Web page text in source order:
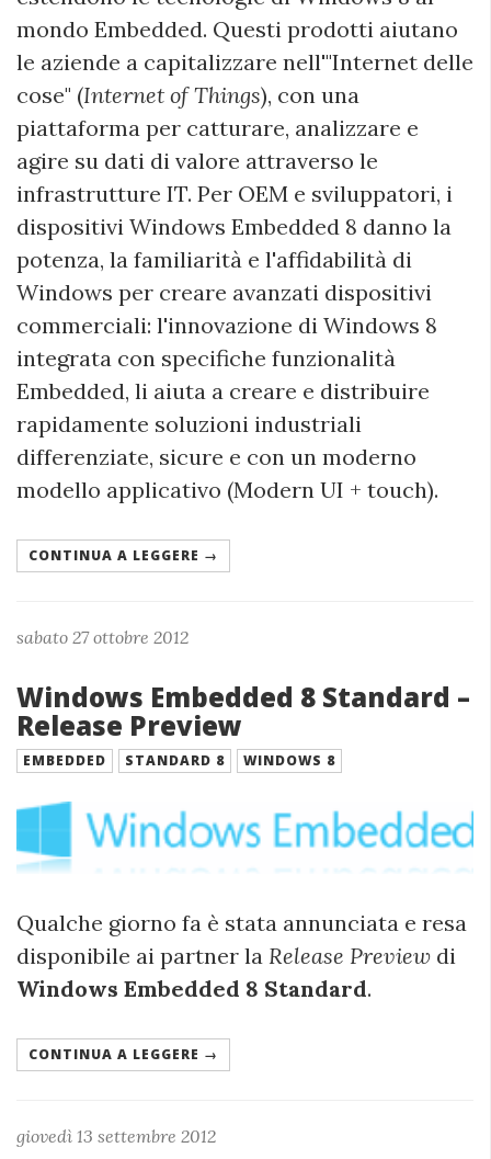
mondo Embedded. Questi prodotti aiutano
le aziende a capitalizzare nell'"Internet delle
cose" (Internet of Things), con una
piattaforma per catturare, analizzare e
agire su dati di valore attraverso le
infrastrutture IT. Per OEM e sviluppatori, i
dispositivi Windows Embedded 8 danno la
potenza, la familiarità e l'affidabilità di
Windows per creare avanzati dispositivi
commerciali: l'innovazione di Windows 8
integrata con specifiche funzionalità
Embedded, li aiuta a creare e distribuire
rapidamente soluzioni industriali
differenziate, sicure e con un moderno
modello applicativo (Modern UI + touch).
CONTINUA A LEGGERE →
sabato 27 ottobre 2012
Windows Embedded 8 Standard –
Release Preview
EMBEDDED STANDARD 8 WINDOWS 8
Qualche giorno fa è stata annunciata e resa
disponibile ai partner la Release Preview di
Windows Embedded 8 Standard.
CONTINUA A LEGGERE →
giovedì 13 settembre 2012